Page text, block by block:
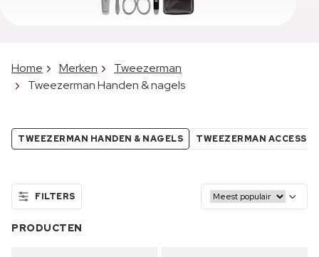
Home Merken
Tweezerman
Tweezerman Handen & nagels
TWEEZERMAN HANDEN & NAGELS TWEEZERMAN
FILTERS
PRODUCTEN